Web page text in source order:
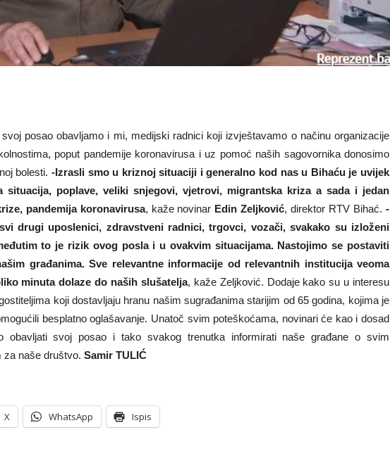
posao obavljamo i mi, medijski radnici koji izvještavamo o načinu organizacije
poput pandemije koronavirusa i uz pomoć naših sagovornika donosimo
bolesti. -Izrasli smo u kriznoj situaciji i generalno kod nas u Bihaću je uvijek
situacija, poplave, veliki snjegovi, vjetrovi, migrantska kriza a sada i jedan
pandemija koronavirusa, kaže novinar Edin Zeljković, direktor RTV Bihać.-
drugi uposlenici, zdravstveni radnici, trgovci, vozači, svakako su izloženi
to je rizik ovog posla i u ovakvim situacijama. Nastojimo se postaviti
građanima. Sve relevantne informacije od relevantnih institucija veoma
minuta dolaze do naših slušatelja, kaže Zeljković. Dodaje kako su u interesu
koji dostavljaju hranu našim sugrađanima starijim od 65 godina, kojima je
besplatno oglašavanje. Unatoč svim poteškoćama, novinari će kao i dosad
obavljati svoj posao i tako svakog trenutka informirati naše građane o svim
za naše društvo. Samir TULIĆ
X WhatsApp Ispis